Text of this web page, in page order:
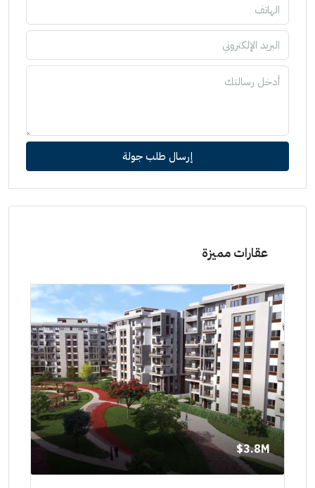
إرسال طلب جولة
عقارات مميزة
3.8M$